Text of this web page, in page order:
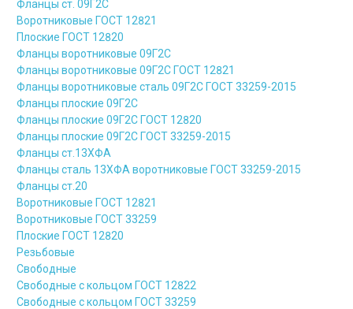
Фланцы ст. 09Г2С
Воротниковые ГОСТ 12821
Плоские ГОСТ 12820
Фланцы воротниковые 09Г2С
Фланцы воротниковые 09Г2С ГОСТ 12821
Фланцы воротниковые сталь 09Г2С ГОСТ 33259-2015
Фланцы плоские 09Г2С
Фланцы плоские 09Г2С ГОСТ 12820
Фланцы плоские 09Г2С ГОСТ 33259-2015
Фланцы ст.13ХФА
Фланцы сталь 13ХФА воротниковые ГОСТ 33259-2015
Фланцы ст.20
Воротниковые ГОСТ 12821
Воротниковые ГОСТ 33259
Плоские ГОСТ 12820
Резьбовые
Свободные
Свободные с кольцом ГОСТ 12822
Свободные с кольцом ГОСТ 33259